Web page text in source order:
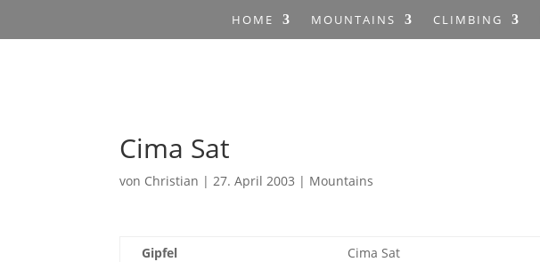
HOME MOUNTAINS CLIMBING
Cima Sat
von Christian |27. April 2003 | Mountains
Gipfel Cima Sat